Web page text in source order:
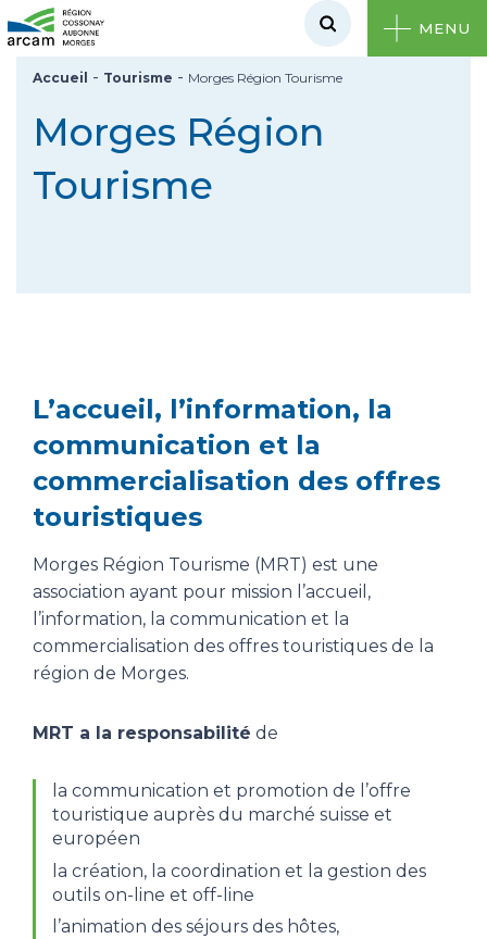
MENU
Accueil - Tourisme - Morges Région Tourisme
Morges Région
Tourisme
L’accueil, l’information, la
communication et la
commercialisation des offres
touristiques
Morges Région Tourisme (MRT) est une
association ayant pour mission l’accueil,
l’information, la communication et la
commercialisation des offres touristiques de la
région de Morges.
MRT a la responsabilité de
la communication et promotion de l’offre
touristique auprès du marché suisse et
européen
la création, la coordination et la gestion des
outils on-line et off-line
l’animation des séjours des hôtes,